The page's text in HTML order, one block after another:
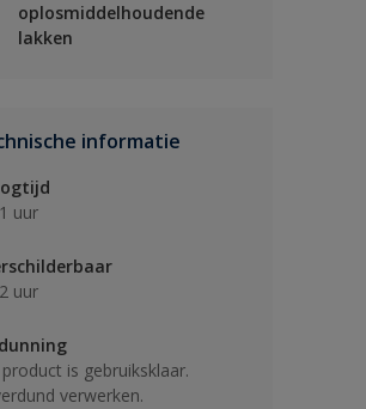
oplosmiddelhoudende
lakken
informatie
uur
uur
is gebruiksklaar.
verwerken.